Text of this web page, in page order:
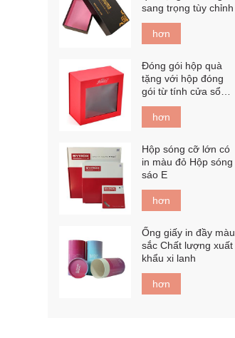
sang trọng tùy chỉnh
hơn
Đóng gói hộp quà
tặng với hộp đóng
gói từ tính cửa sổ
PET
hơn
Hộp sóng cỡ lớn có
in màu đỏ Hộp sóng
sáo E
hơn
Ống giấy in đầy màu
sắc Chất lượng xuất
khẩu xi lanh
hơn